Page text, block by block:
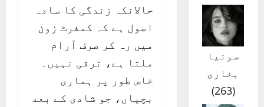
حالانکہ زندگی کا سادہ
اصول ہے کہ کمفرٹ زون
میں رہ کر صرف آرام
ملتا ہے، ترقی نہیں۔
خاص طور پر ہماری
بچیاں، جو شادی کے بعد
سونیا
بخاری
(
263
)